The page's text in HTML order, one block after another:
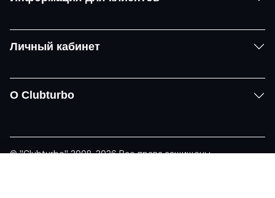
Личный кабинет
О Clubturbo
© "Clubturbo" 2008-2026 Все права защищены